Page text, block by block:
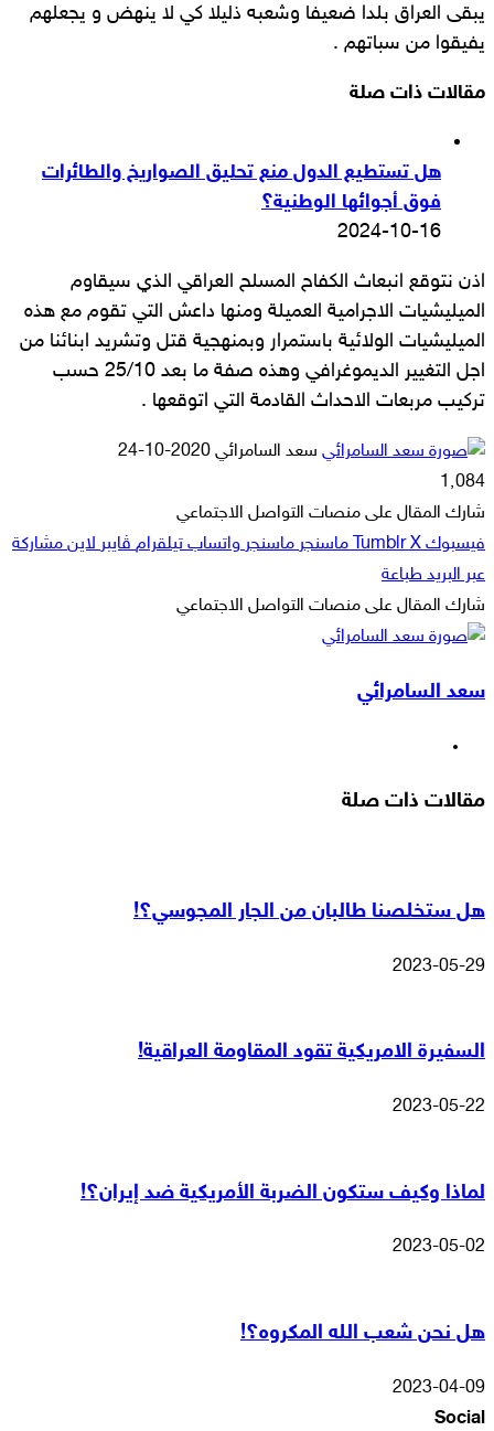
يبقى العراق بلدا ضعيفا وشعبه ذليلا كي لا ينهض و يجعلهم
يفيقوا من سباتهم .
مقالات ذات صلة
هل تستطيع الدول منع تحليق الصواريخ والطائرات
فوق أجوائها الوطنية؟
2024-10-16
اذن نتوقع انبعاث الكفاح المسلح العراقي الذي سيقاوم
الميليشيات الاجرامية العميلة ومنها داعش التي تقوم مع هذه
الميليشيات الولائية باستمرار وبمنهجية قتل وتشريد ابنائنا من
اجل التغيير الديموغرافي وهذه صفة ما بعد 25/10 حسب
تركيب مربعات الاحداث القادمة التي اتوقعها .
سعد السامرائي أرسل
إلكترونيا
2020-10-24
1٬084
شارك المقال على منصات التواصل الاجتماعي
فيسبوك ‫X ماسنجر ماسنجر واتساب تيلقرام ڤايبر لاين مشاركة
عبر البريد طباعة
شارك المقال على منصات التواصل الاجتماعي
فيسبوك
‫X
ماسنجر
ماسنجر
واتساب
تيلقرام
ڤايبر
لاين
مشاركة
البريد
طباعة
سعد السامرائي
مقالات ذات صلة
هل ستخلصنا طالبان من الجار المجوسي؟!
2023-05-29
السفيرة الامريكية تقود المقاومة العراقية!
2023-05-22
لماذا وكيف ستكون الضربة الأمريكية ضد إيران؟!
2023-05-02
هل نحن شعب الله المكروه؟!
2023-04-09
Social